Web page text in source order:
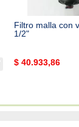
Filtro malla con
1/2"
$ 40.933,86